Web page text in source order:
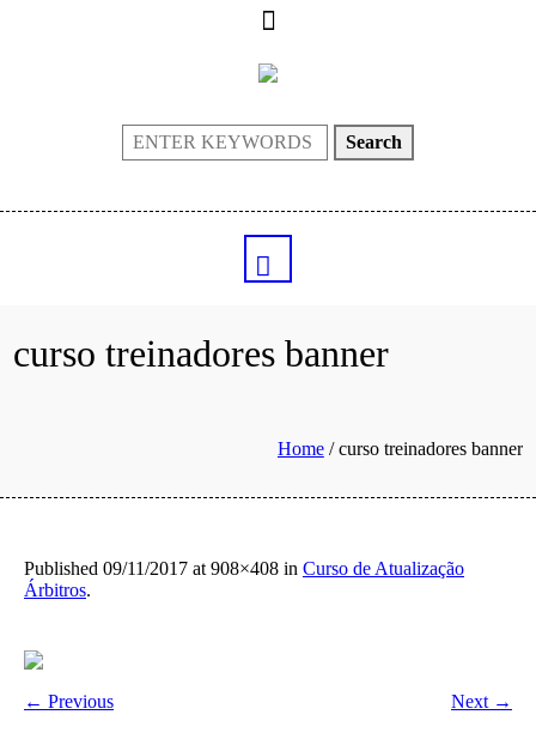
Search
curso treinadores banner
Home /curso treinadores banner
Published 09/11/2017 at 908×408 in Curso de Atualização
Árbitros.
← Previous Next →